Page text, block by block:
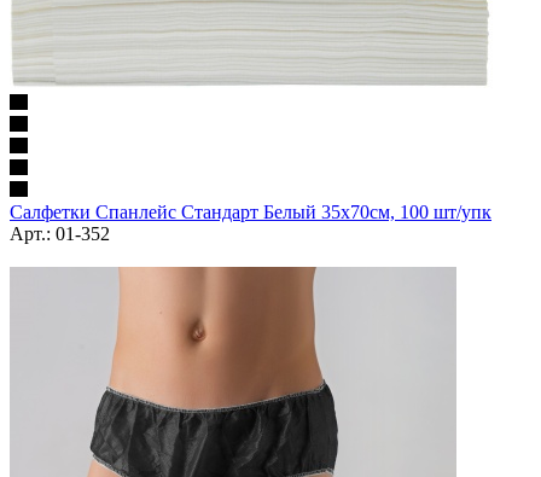
Салфетки Спанлейс Стандарт Белый 35х70см, 100 шт/упк
Арт.: 01-352